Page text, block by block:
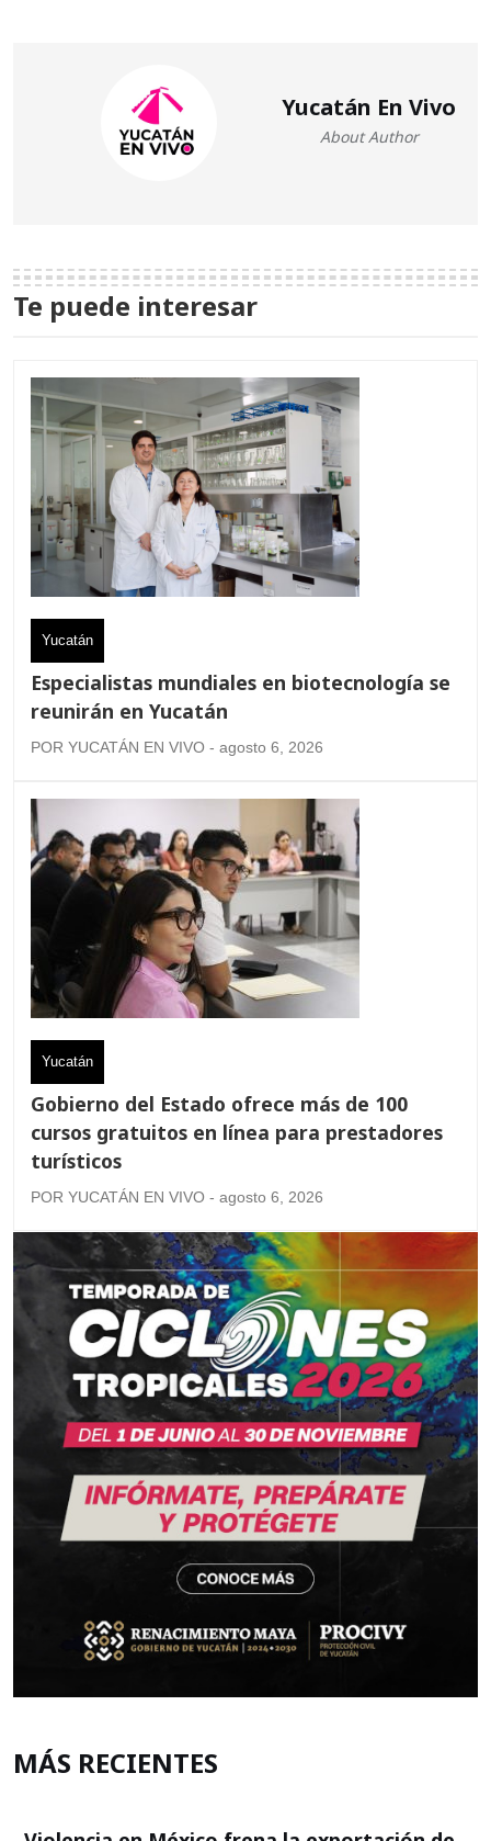
Yucatán En Vivo
About Author
Te puede interesar
Yucatán
Especialistas mundiales en biotecnología se
reunirán en Yucatán
POR YUCATÁN EN VIVO - agosto 6, 2026
Yucatán
Gobierno del Estado ofrece más de 100
cursos gratuitos en línea para prestadores
turísticos
POR YUCATÁN EN VIVO - agosto 6, 2026
MÁS RECIENTES